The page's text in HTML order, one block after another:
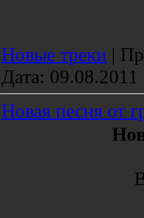
Новые треки |
Дата: 09.08.2011
Новая песня от